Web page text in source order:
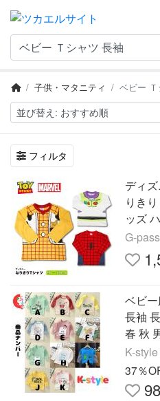
子供・マタニティ ベビー
フィルタ
ディ
りき
ッズ ハロウィン コスプレ 仮装 イ
G-
ベビ
長袖
春 秋
い お
K-
37％